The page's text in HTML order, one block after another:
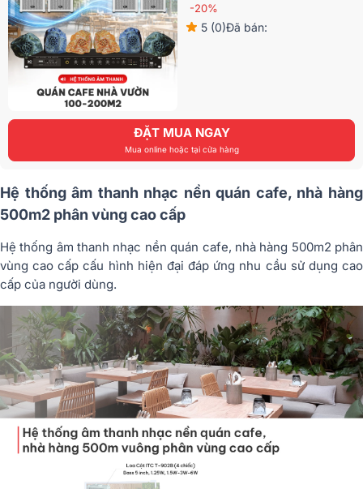
-20%
5 (0)Đã bán:
ĐẶT MUA NGAY
Mua online hoặc tại cửa hàng
Hệ thống âm thanh nhạc nền quán cafe, nhà hàng
500m2 phân vùng cao cấp
Hệ thống âm thanh nhạc nền quán cafe, nhà hàng 500m2 phân
vùng cao cấp cấu hình hiện đại đáp ứng nhu cầu sử dụng cao
cấp của người dùng.